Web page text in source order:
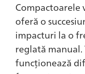
oferă o
impacturi la o
reglată manual.
funcționează